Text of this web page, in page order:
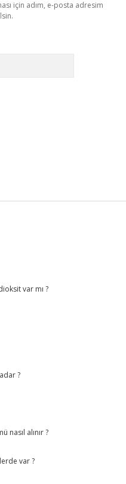
için adım, e-posta adresim
var mı ?
?
nasıl alınır ?
var ?